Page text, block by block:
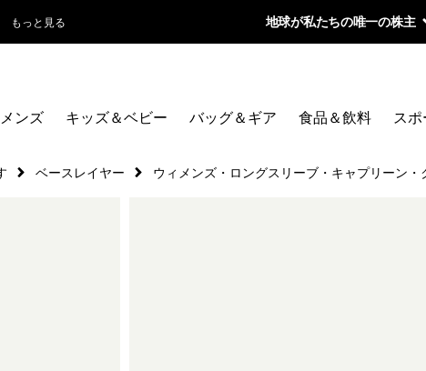
もっと見る 地球が私たちの唯一の株主
ンズ キッズ＆ベビー バッグ＆ギア 食品＆飲料 ス
ベースレイヤー ウィメンズ・ロングスリーブ・キャプリーン